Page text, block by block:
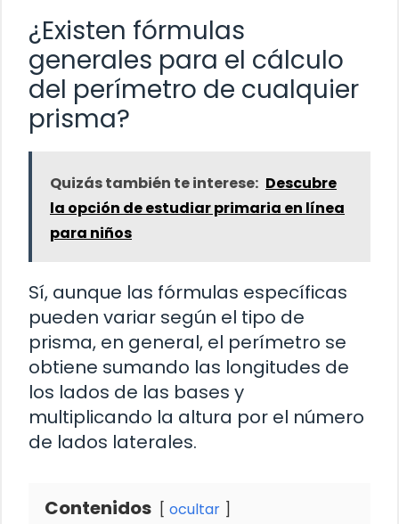
¿Existen fórmulas
generales para el cálculo
del perímetro de cualquier
prisma?
Quizás también te interese: Descubre
la opción de estudiar primaria en línea
para niños
Sí, aunque las fórmulas específicas
pueden variar según el tipo de
prisma, en general, el perímetro se
obtiene sumando las longitudes de
los lados de las bases y
multiplicando la altura por el número
de lados laterales.
Contenidos ocultar